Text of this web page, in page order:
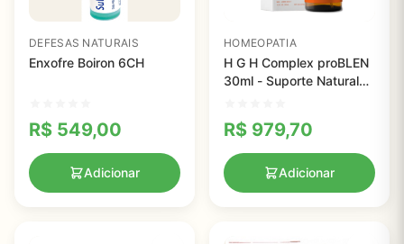
DEFESAS NATURAIS
Enxofre Boiron 6CH
R$ 549,00
Adicionar
HOMEOPATIA
H G H Complex proBLEN
30ml - Suporte Natural
R$ 979,70
Adicionar